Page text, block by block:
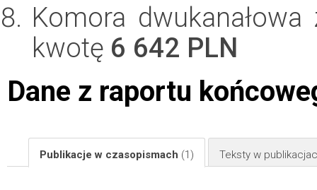
Komora
kwotę 6 642 PLN
Dane z raportu
Publikacje w czasopismach (1) Teksty w